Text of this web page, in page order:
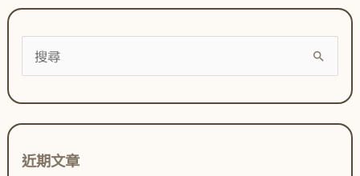
亂！
長
在
的
提
就
給
最
棒
尋
關
鍵
字
近期文章